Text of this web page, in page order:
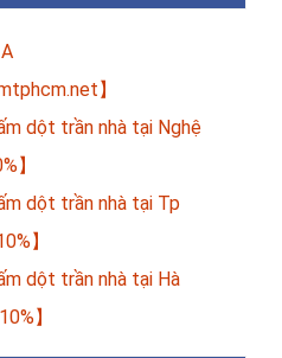
】
dột trần nhà tại Nghệ
】
dột trần nhà tại Tp
】
dột trần nhà tại Hà
】